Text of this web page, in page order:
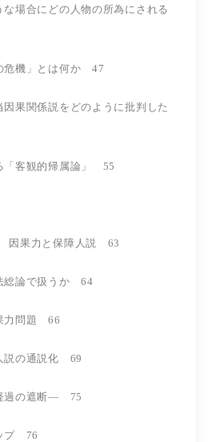
場合にどの人物の所為にされる
機」とは何か 47
果関係説をどのように批判した
「客観的帰属論」 55
因果力と保障人説 63
論で扱うか 64
力問題 66
の通説化 69
過の遮断― 75
プ 76